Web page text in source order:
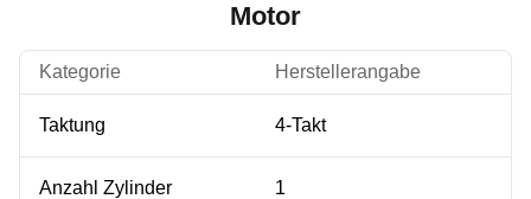
Motor
Kategorie Herstellerangabe
Taktung 4-Takt
Anzahl Zylinder 1